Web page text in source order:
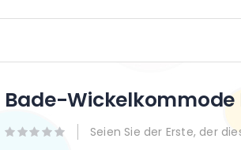
Bade-Wickelkommode
Seien Sie der Erste, der